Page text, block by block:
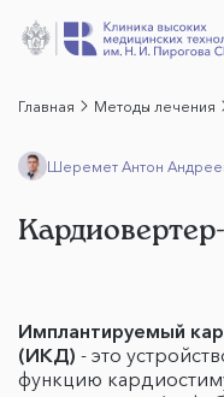
Главная Методы лечения
Шеремет Антон
Имплантируемый
(ИКД) - это
функцию